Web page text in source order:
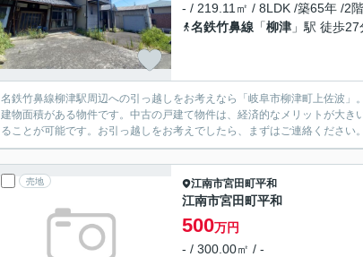
- / 219.11㎡ / 8LDK /築65年 /2
名鉄竹鼻線 「柳津 」駅 徒歩27
名鉄竹鼻線柳津駅周辺への引っ越しをお考えなら「岐阜市柳津町上佐波
建物面積がある物件です。中古の戸建て物件は、経済的なメリットが大
ることが可能です。お引っ越しをお考えでしたら、まずはご連絡ください。
売地 江南市宮田町平和
江南市宮田町平和
500万円
- / 300.00㎡ / -